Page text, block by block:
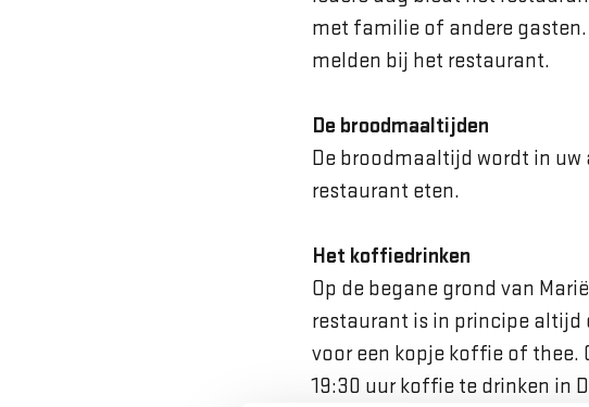
met familie of andere
melden bij het restaurant.
De broodmaaltijden
De broodmaaltijd wordt in
restaurant eten.
Het koffiedrinken
Op de begane grond van
restaurant is in principe altijd
voor een kopje koffie of thee.
19:30 uur koffie te drinken in